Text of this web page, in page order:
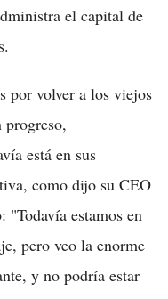
el capital de
por volver a los viejos
está en sus
como dijo su CEO
"Todavía estamos en
pero veo la enorme
y no podría estar